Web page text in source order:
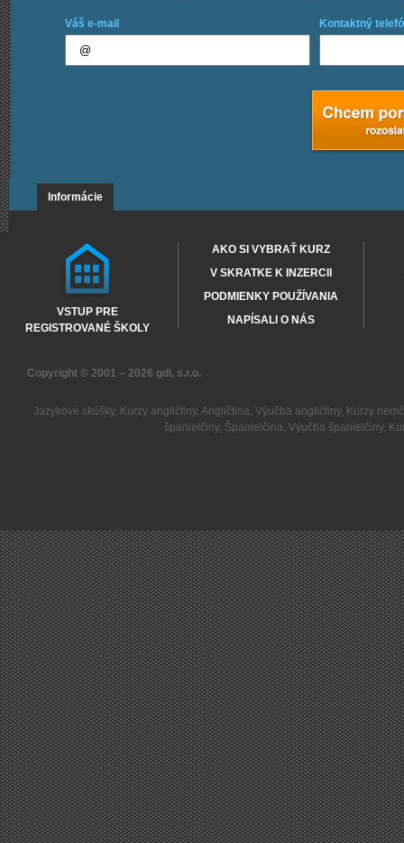
Váš e-mail Kontaktný
Informácie
VSTUP PRE
REGISTROVANÉ ŠKOLY
AKO SI VYBRAŤ KURZ
V SKRATKE K INZERCII
PODMIENKY POUŽÍVANIA
NAPÍSALI O NÁS
Copyright © 2001 – 2026 gdi, s.r.o.
Jazykové skúšky, Kurzy angličtiny, Angličtina, Výučba angličtiny, Kurzy
španielčiny, Španielčina, Výučba španielčiny,